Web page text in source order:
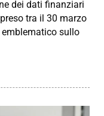
dei dati finanziari
tra il 30 marzo
sullo